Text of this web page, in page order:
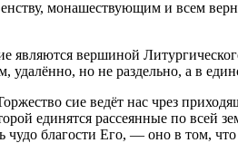
являются вершиной
но не раздельно, а в
сие ведёт нас чрез
единятся рассеянные по всей
чудо благости Его, — оно в том,